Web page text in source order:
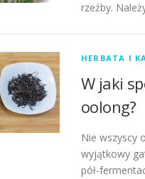
rzeźby.
HERBATA I
W jaki
oolong?
Nie wszyscy
wyjątkowy
pół-